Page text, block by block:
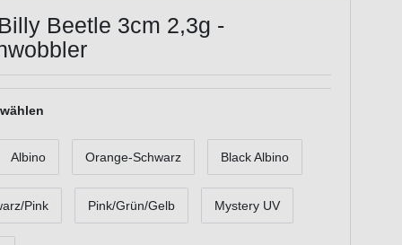
Beetle 3cm 2,3g -
Albino Orange-Schwarz Black Albino
Pink Pink/Grün/Gelb Mystery UV